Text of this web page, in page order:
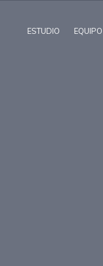
ESTUDIO EQUIPO